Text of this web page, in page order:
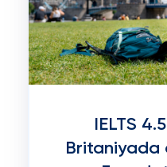
IELTS
Britaniyada